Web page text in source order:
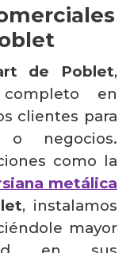
de Poblet,
en
clientes para
o negocios.
como la
metálica
, instalamos
mayor